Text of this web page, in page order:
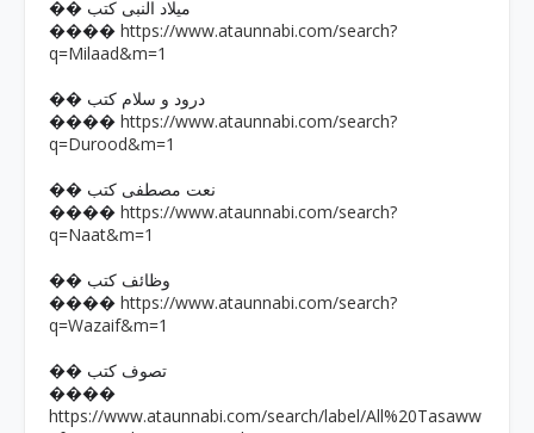
�� میلاد النبی کتب
���� https://www.ataunnabi.com/search?
q=Milaad&m=1
�� درود و سلام کتب
���� https://www.ataunnabi.com/search?
q=Durood&m=1
�� نعت مصطفی کتب
���� https://www.ataunnabi.com/search?
q=Naat&m=1
�� وظائف کتب
���� https://www.ataunnabi.com/search?
q=Wazaif&m=1
�� تصوف کتب
����
https://www.ataunnabi.com/search/label/All%20Tasaww